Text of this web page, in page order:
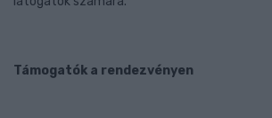
Támogatók a rendezvényen